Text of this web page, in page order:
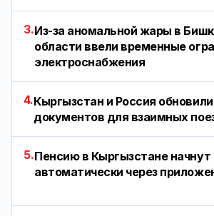
3.Из-за аномальной жары в
области ввели временные
электроснабжения
4.Кыргызстан и Россия
документов для взаимных
5.Пенсию в Кыргызстане начнут
автоматически через